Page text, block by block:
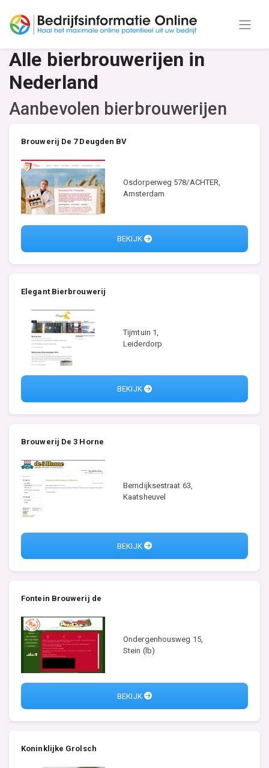
Alle bierbrouwerijen in
Nederland
Aanbevolen bierbrouwerijen
Brouwerij De 7 Deugden BV
Osdorperweg 578/ACHTER,
Amsterdam
BEKIJK
Elegant Bierbrouwerij
Tijmtuin 1,
Leiderdorp
BEKIJK
Brouwerij De 3 Horne
Berndijksestraat 63,
Kaatsheuvel
BEKIJK
Fontein Brouwerij de
Ondergenhousweg 15,
Stein (lb)
BEKIJK
Koninklijke Grolsch